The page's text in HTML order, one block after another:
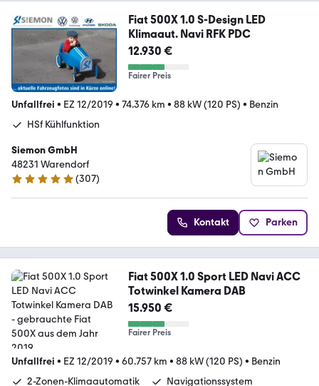
Fiat 500X 1.0 S-Design LED
Klimaaut. Navi RFK PDC
12.930 €
Fairer Preis
Unfallfrei • EZ 12/2019 • 74.376 km • 88 kW (120 PS) • Benzin
HSf Kühlfunktion
Siemon GmbH
48231 Warendorf
4.8 Sterne
(307)
Kontakt Parken
Fiat 500X 1.0 Sport LED Navi ACC
Totwinkel Kamera DAB
15.950 €
Fairer Preis
Unfallfrei • EZ 12/2019 • 60.757 km • 88 kW (120 PS) • Benzin
2-Zonen-Klimaautomatik
Navigationssystem